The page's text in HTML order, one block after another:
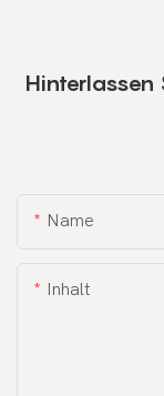
Name
Inhalt